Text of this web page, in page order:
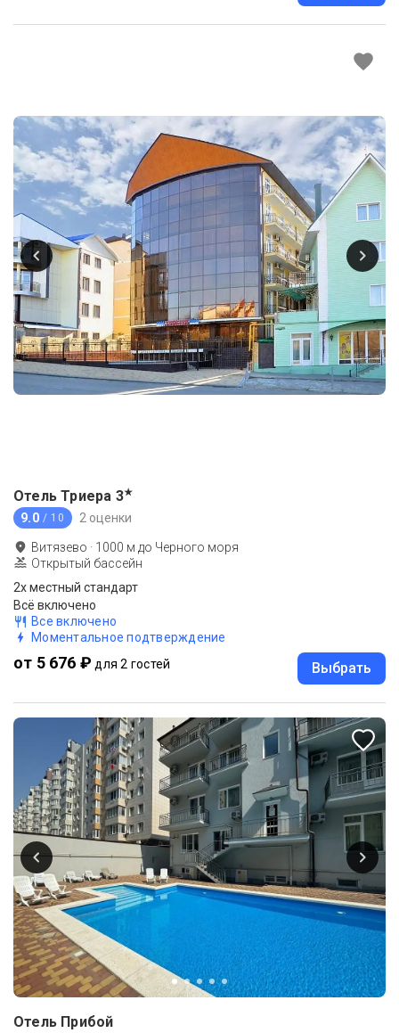
Отель Триера 3★
9.0 / 10 2 оценки
Витязево · 1000 м до Черного моря
Открытый бассейн
2х местный стандарт
Всё включено
Все включено
Моментальное подтверждение
от 5 676 ₽ для 2 гостей Выбрать
Отель Прибой